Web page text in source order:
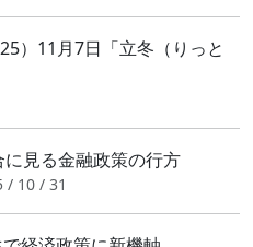
）11月7日「立冬（りっと
見る金融政策の行方
/ 10 / 31